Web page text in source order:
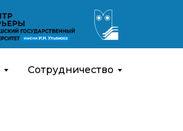
Сотрудничество